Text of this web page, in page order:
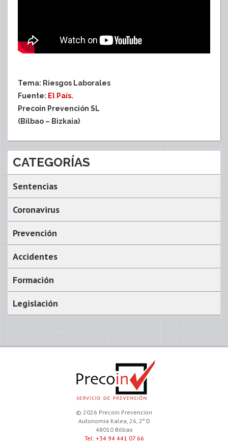
Tema: Riesgos Laborales
Fuente: El País.
Precoin Prevención SL
(Bilbao – Bizkaia)
CATEGORÍAS
Sentencias
Coronavirus
Prevención
Accidentes
Formación
Legislación
© 2026 Precoin Prevención
Autonomia Kalea, 26, 2º D
48010 Bilbao
Tel: +34 94 441 07 66